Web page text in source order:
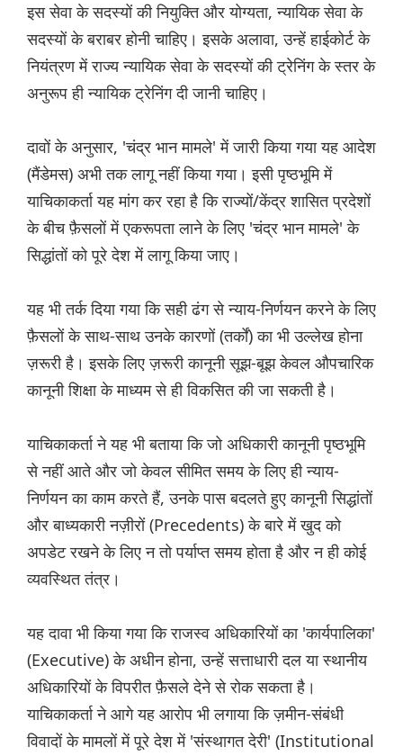
इस सेवा के सदस्यों की नियुक्ति और योग्यता, न्यायिक सेवा के
सदस्यों के बराबर होनी चाहिए। इसके अलावा, उन्हें हाईकोर्ट के
नियंत्रण में राज्य न्यायिक सेवा के सदस्यों की ट्रेनिंग के स्तर के
अनुरूप ही न्यायिक ट्रेनिंग दी जानी चाहिए।
दावों के अनुसार, 'चंद्र भान मामले' में जारी किया गया यह आदेश
(मैंडेमस) अभी तक लागू नहीं किया गया। इसी पृष्ठभूमि में
याचिकाकर्ता यह मांग कर रहा है कि राज्यों/केंद्र शासित प्रदेशों
के बीच फ़ैसलों में एकरूपता लाने के लिए 'चंद्र भान मामले' के
सिद्धांतों को पूरे देश में लागू किया जाए।
यह भी तर्क दिया गया कि सही ढंग से न्याय-निर्णयन करने के लिए
फ़ैसलों के साथ-साथ उनके कारणों (तर्कों) का भी उल्लेख होना
ज़रूरी है। इसके लिए ज़रूरी कानूनी सूझ-बूझ केवल औपचारिक
कानूनी शिक्षा के माध्यम से ही विकसित की जा सकती है।
याचिकाकर्ता ने यह भी बताया कि जो अधिकारी कानूनी पृष्ठभूमि
से नहीं आते और जो केवल सीमित समय के लिए ही न्याय-
निर्णयन का काम करते हैं, उनके पास बदलते हुए कानूनी सिद्धांतों
और बाध्यकारी नज़ीरों (Precedents) के बारे में खुद को
अपडेट रखने के लिए न तो पर्याप्त समय होता है और न ही कोई
व्यवस्थित तंत्र।
यह दावा भी किया गया कि राजस्व अधिकारियों का 'कार्यपालिका'
(Executive) के अधीन होना, उन्हें सत्ताधारी दल या स्थानीय
अधिकारियों के विपरीत फ़ैसले देने से रोक सकता है।
याचिकाकर्ता ने आगे यह आरोप भी लगाया कि ज़मीन-संबंधी
विवादों के मामलों में पूरे देश में 'संस्थागत देरी' (Institutional